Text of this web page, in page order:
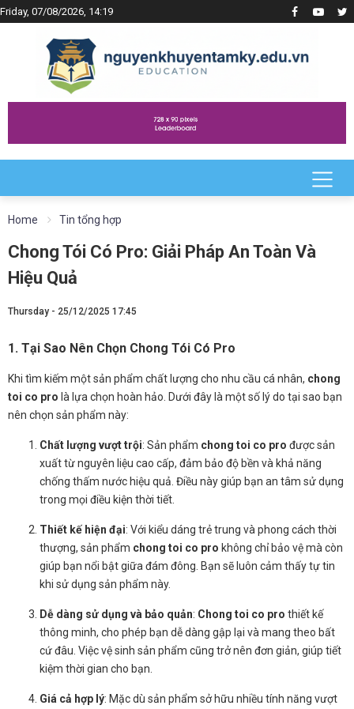
Friday, 07/08/2026, 14:19
Home Tin tổng hợp
Chong Tói Có Pro: Giải Pháp An Toàn Và
Hiệu Quả
Thursday - 25/12/2025 17:45
1. Tại Sao Nên Chọn Chong Tói Có Pro
Khi tìm kiếm một sản phẩm chất lượng cho nhu cầu cá nhân, chong
toi co pro là lựa chọn hoàn hảo. Dưới đây là một số lý do tại sao bạn
nên chọn sản phẩm này:
Chất lượng vượt trội: Sản phẩm chong toi co pro được sản
xuất từ nguyên liệu cao cấp, đảm bảo độ bền và khả năng
chống thấm nước hiệu quả. Điều này giúp bạn an tâm sử dụng
trong mọi điều kiện thời tiết.
Thiết kế hiện đại: Với kiểu dáng trẻ trung và phong cách thời
thượng, sản phẩm chong toi co pro không chỉ bảo vệ mà còn
giúp bạn nổi bật giữa đám đông. Bạn sẽ luôn cảm thấy tự tin
khi sử dụng sản phẩm này.
Dễ dàng sử dụng và bảo quản: Chong toi co pro thiết kế
thông minh, cho phép bạn dễ dàng gập lại và mang theo bất
cứ đâu. Việc vệ sinh sản phẩm cũng trở nên đơn giản, giúp tiết
kiệm thời gian cho bạn.
Giá cả hợp lý: Mặc dù sản phẩm sở hữu nhiều tính năng vượt